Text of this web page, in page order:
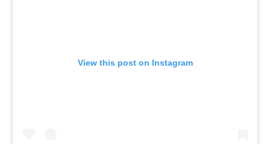
View this post on Instagram